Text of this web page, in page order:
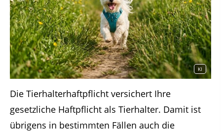
KI
Die Tierhalterhaftpflicht versichert Ihre
gesetzliche Haftpflicht als Tierhalter. Damit ist
übrigens in bestimmten Fällen auch die